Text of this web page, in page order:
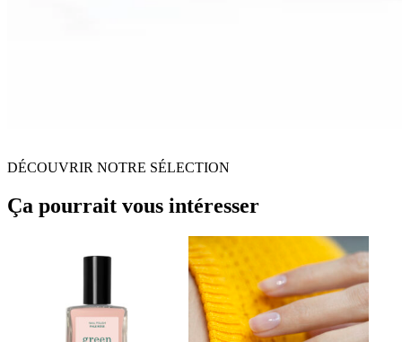
DÉCOUVRIR NOTRE SÉLECTION
Ça pourrait vous intéresser